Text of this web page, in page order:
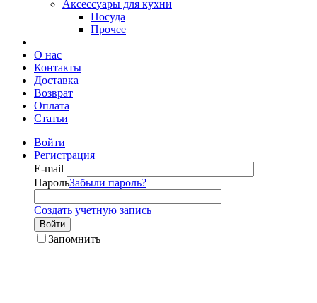
Аксессуары для кухни
Посуда
Прочее
О нас
Контакты
Доставка
Возврат
Оплата
Статьи
Войти
Регистрация
E-mail
ПарольЗабыли пароль?
Создать учетную запись
Войти
Запомнить